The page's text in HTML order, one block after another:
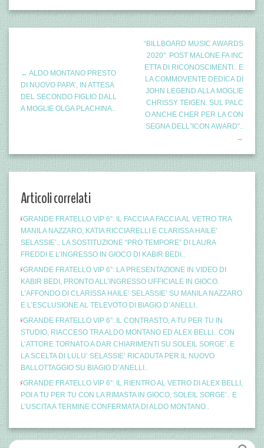
← ALDO MONTANO PRESTO
DI NUOVO PAPA’, IN ATTESA
DEL SECONDO FIGLIO DALL
A MOGLIE OLGA PLACHINA..
“BILLBOARD MUSIC AWARDS
2020″: POST MALONE FA INC
ETTA DI RICONOSCIMENTI.. E
LA COMMOVENTE DEDICA DI
JOHN LEGEND ALLA MOGLIE
CHRISSY TEIGEN. SUL PALC
O ANCHE CHER PER LA CON
SEGNA DELL”ICON AWARD”..
→
Articoli correlati
“GRANDE FRATELLO VIP 6”: IL FACCIA A FACCIA AL VETRO TRA
MANILA NAZZARO, KATIA RICCIARELLI E CLARISSA HAILE’
SELASSIE’.. LA SOSTITUZIONE “PRO TEMPORE” DI LAURA
FREDDI E L’INGRESSO IN GIOCO DI KABIR BEDI..
“GRANDE FRATELLO VIP 6”: LA PRESENTAZIONE IN VIDEO DI
KABIR BEDI, PRONTO ALL’INGRESSO UFFICIALE IN GIOCO.
L’AFFONDO DI CLARISSA HAILE’ SELASSIE’ SU MANILA NAZZARO
E L’ESCLUSIONE AL TELEVOTO DI BIAGIO D’ANELLI..
“GRANDE FRATELLO VIP 6”: IL CONTRASTO, A TU PER TU IN
STUDIO, RIACCESO TRA ALDO MONTANO ED ALEX BELLI.. CON
L’ATTORE TORNATO A DAR CHIARIMENTI SU SOLEIL SORGE’. E
LA SCELTA DI LULU’ SELASSIE’ RICADUTA PER IL NUOVO
BALLOTTAGGIO SU BIAGIO D’ANELLI..
“GRANDE FRATELLO VIP 6”: IL RIENTRO AL VETRO DI ALEX BELLI,
POI A TU PER TU CON LA RIMASTA IN GIOCO, SOLEIL SORGE’.. E
L’USCITA A TERMINE CONFERMATA DI ALDO MONTANO..